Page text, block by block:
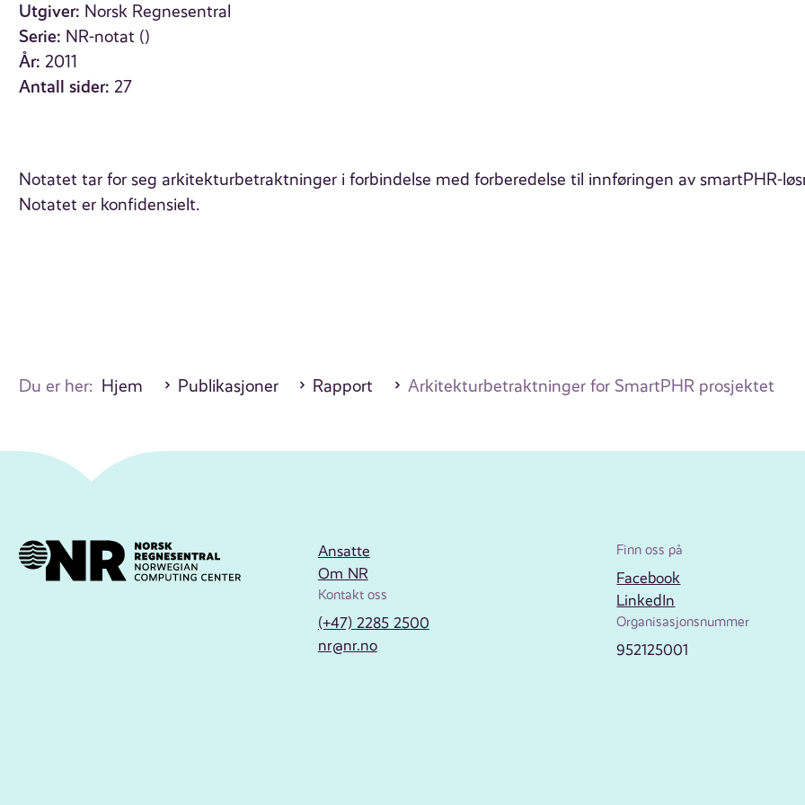
Utgiver: Norsk Regnesentral
Serie: NR-notat ()
År: 2011
Antall sider: 27
Notatet tar for seg arkitekturbetraktninger i forbindelse med forberedelse til innføringen av smartPHR-
Notatet er konfidensielt.
Du er her: Hjem Publikasjoner Rapport Arkitekturbetraktninger for SmartPHR prosjektet
Ansatte
Om NR
Kontakt oss
(+47) 2285 2500
nr@nr.no
Finn oss på
Facebook
LinkedIn
Organisasjonsnummer
952125001